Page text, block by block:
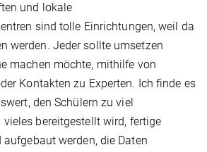
und lokale
sind tolle Einrichtungen, weil da
werden. Jeder sollte umsetzen
machen möchte, mithilfe von
Kontakten zu Experten. Ich finde es
den Schülern zu viel
vieles bereitgestellt wird, fertige
aufgebaut werden, die Daten